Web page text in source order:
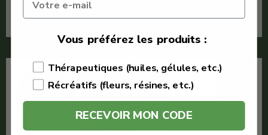
Vous préférez les produits :
Thérapeutiques (huiles, gélules, etc.)
Récréatifs (fleurs, résines, etc.)
RECEVOIR MON CODE